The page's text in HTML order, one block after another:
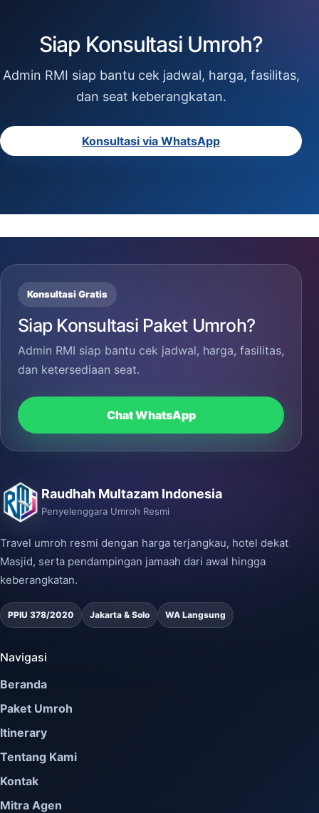
Siap Konsultasi Umroh?
Admin RMI siap bantu cek jadwal, harga, fasilitas,
dan seat keberangkatan.
Konsultasi via WhatsApp
Konsultasi Gratis
Siap Konsultasi Paket Umroh?
Admin RMI siap bantu cek jadwal, harga, fasilitas,
dan ketersediaan seat.
Chat WhatsApp
Raudhah Multazam Indonesia
Penyelenggara Umroh Resmi
Travel umroh resmi dengan harga terjangkau, hotel dekat
Masjid, serta pendampingan jamaah dari awal hingga
keberangkatan.
PPIU 378/2020 Jakarta & Solo WA Langsung
Navigasi
Beranda
Paket Umroh
Itinerary
Tentang Kami
Kontak
Mitra Agen